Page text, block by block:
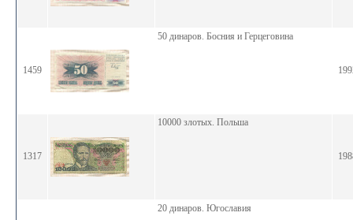
1459
50 динаров. Босния и Герцеговина
1317
10000 злотых. Польша
20 динаров. Югославия